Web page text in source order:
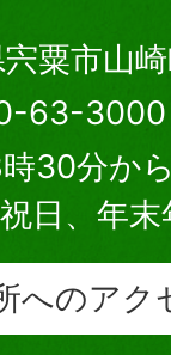
粟市山崎
63-3000
30分か
祝日、年
へのアク